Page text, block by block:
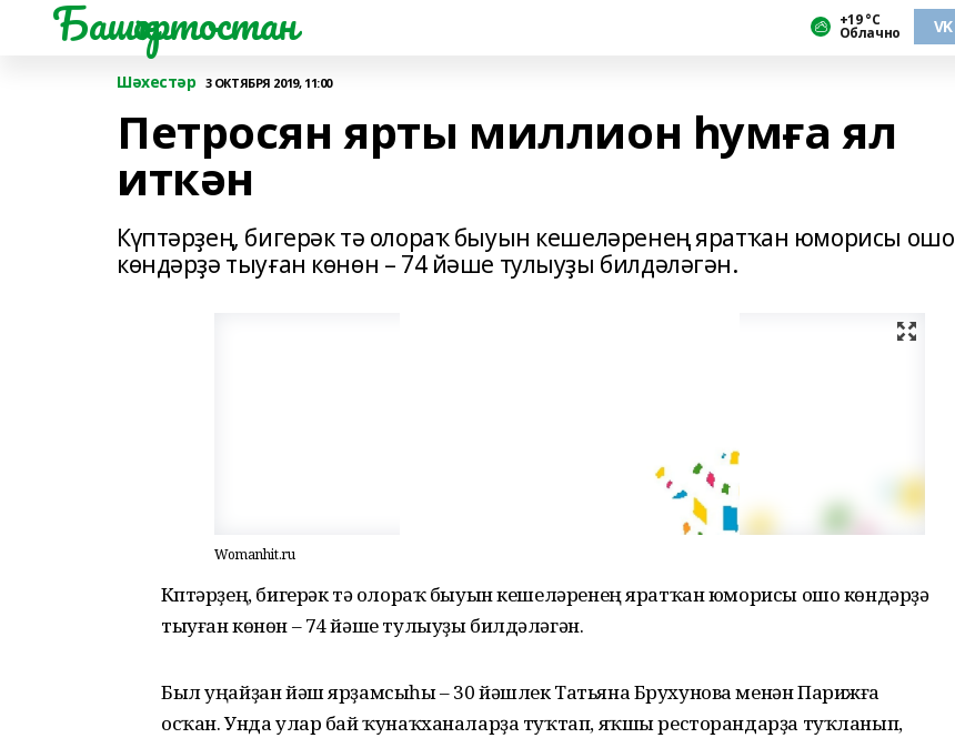
Башҡортостан +19 °С
Облачно VK
Шәхестәр 3 ОКТЯБРЯ 2019, 11:00
Петросян ярты миллион һумға ял
иткән
Күптәрҙең, бигерәк тә олораҡ быуын кешеләренең яратҡан юморисы ошо
көндәрҙә тыуған көнөн – 74 йәше тулыуҙы билдәләгән.
Womаnhit.ru
Күптәрҙең, бигерәк тә олораҡ быуын кешеләренең яратҡан юморисы ошо көндәрҙә
тыуған көнөн – 74 йәше тулыуҙы билдәләгән.
Был уңайҙан йәш ярҙамсыһы – 30 йәшлек Татьяна Брухунова менән Парижға
осҡан. Унда улар бай ҡунаҡханаларҙа туҡтап, яҡшы ресторандарҙа туҡланып,